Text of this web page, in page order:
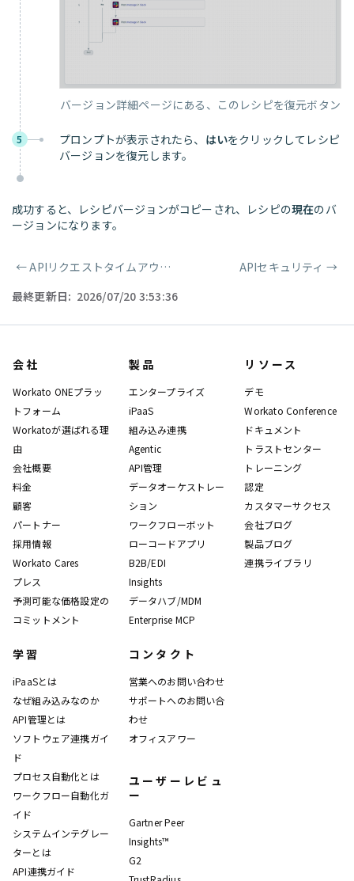
バージョン詳細ページにある、このレシピを復元ボタン
5 プロンプトが表示されたら、 はいをクリックしてレシピ
バージョンを復元します。
成功すると、レシピバージョンがコピーされ、レシピの現在のバ
ージョンになります。
ページャー
←APIリクエストタイムアウトトリガー APIセキュリティ →
最終更新日: 2026/07/20 3:53:36
会社
Workato ONEプラッ
トフォーム
Workatoが選ばれる理
由
会社概要
料金
顧客
パートナー
採用情報
Workato Cares
プレス
予測可能な価格設定の
コミットメント
製品
エンタープライズ
iPaaS
組み込み連携
Agentic
API管理
データオーケストレー
ション
ワークフローボット
ローコードアプリ
B2B/EDI
Insights
データハブ/MDM
Enterprise MCP
リソース
デモ
Workato Conference
ドキュメント
トラストセンター
トレーニング
認定
カスタマーサクセス
会社ブログ
製品ブログ
連携ライブラリ
学習
iPaaSとは
なぜ組み込みなのか
API管理とは
ソフトウェア連携ガイ
ド
プロセス自動化とは
ワークフロー自動化ガ
イド
システムインテグレー
ターとは
API連携ガイド
コンタクト
営業へのお問い合わせ
サポートへのお問い合
わせ
オフィスアワー
ユーザーレビュ
ー
Gartner Peer
Insights™
G2